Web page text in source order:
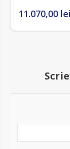
11.070,00 lei